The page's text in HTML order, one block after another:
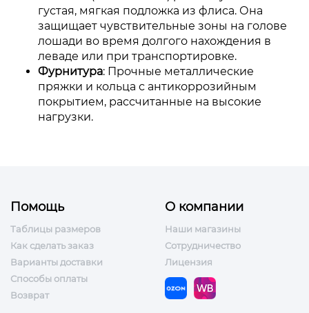
густая, мягкая подложка из флиса. Она
защищает чувствительные зоны на голове
лошади во время долгого нахождения в
леваде или при транспортировке.
Фурнитура: Прочные металлические
пряжки и кольца с антикоррозийным
покрытием, рассчитанные на высокие
нагрузки.
Помощь
Таблицы размеров
Как сделать заказ
Варианты доставки
Способы оплаты
Возврат
О компании
Наши магазины
Сотрудничество
Лицензия